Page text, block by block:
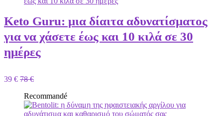
Keto Guru: μια δίαιτα αδυνατίσματος
για να χάσετε έως και 10 κιλά σε 30
ημέρες
39 € 78 €
Recommandé